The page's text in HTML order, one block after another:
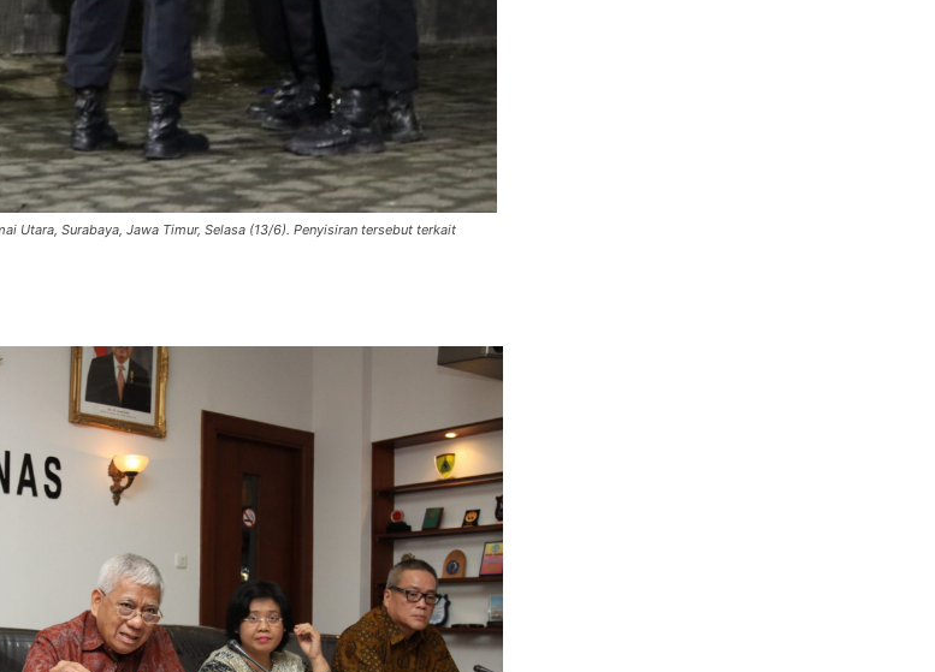
Utara, Surabaya, Jawa Timur, Selasa (13/6). Penyisiran tersebut terkait